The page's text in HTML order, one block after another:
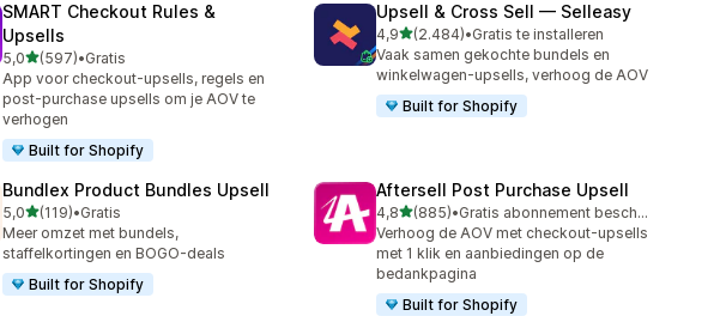
SMART Checkout Rules &
Upsells
5,0van 5 sterren
(597)
597 recensies in totaal
•Gratis
App voor checkout-upsells, regels en
post-purchase upsells om je AOV te
verhogen
Built for Shopify
Upsell & Cross Sell — Selleasy
4,9van 5 sterren
(2.484)
2484 recensies in totaal
•Gratis te installeren
Vaak samen gekochte bundels en
winkelwagen-upsells, verhoog de AOV
Built for Shopify
Bundlex Product Bundles Upsell
5,0van 5 sterren
(119)
119 recensies in totaal
•Gratis
Meer omzet met bundels,
staffelkortingen en BOGO-deals
Built for Shopify
Aftersell Post Purchase Upsell
4,8van 5 sterren
(885)
885 recensies in totaal
•
Gratis abonnement beschikbaar
Verhoog de AOV met checkout-upsells
met 1 klik en aanbiedingen op de
bedankpagina
Built for Shopify